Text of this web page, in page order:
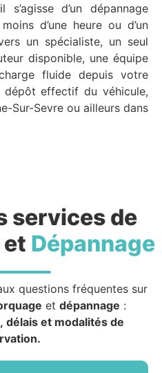
s’agisse d’un dépannage
d’une heure ou d’un
un spécialiste, un seul
disponible, une équipe
fluide depuis votre
dépôt effectif du véhicule,
Sur-Sevre ou ailleurs dans
services de
Dépannage
questions fréquentes sur
et dépannage :
délais et modalités de